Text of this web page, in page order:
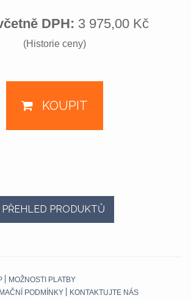
DPH: 3 975,00 Kč
(Historie ceny)
KOUPIT
PRODUKTŮ
MOŽNOSTI PLATBY
PODMÍNKY
KONTAKTUJTE NÁS